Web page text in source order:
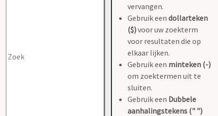
vervangen.
Gebruik een dollarteken
($)voor uw zoekterm
voor resultaten die op
elkaar lijken.
Gebruik een minteken (-)
om zoektermen uit te
sluiten.
Gebruik een Dubbele
aanhalingstekens (" ")